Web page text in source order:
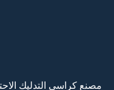
مصنع كراسي التدليك